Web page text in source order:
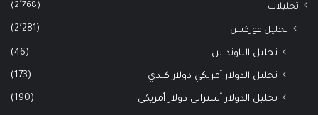
تحليلات (2٬768)
تحليل فوركس (2٬281)
تحليل الباوند ين (46)
تحليل الدولار أمريكي دولار كندي (173)
تحليل الدولار أسترالي دولار أمريكي (190)